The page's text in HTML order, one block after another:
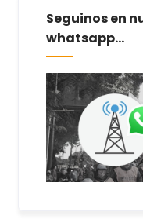
Seguinos en
whatsapp...